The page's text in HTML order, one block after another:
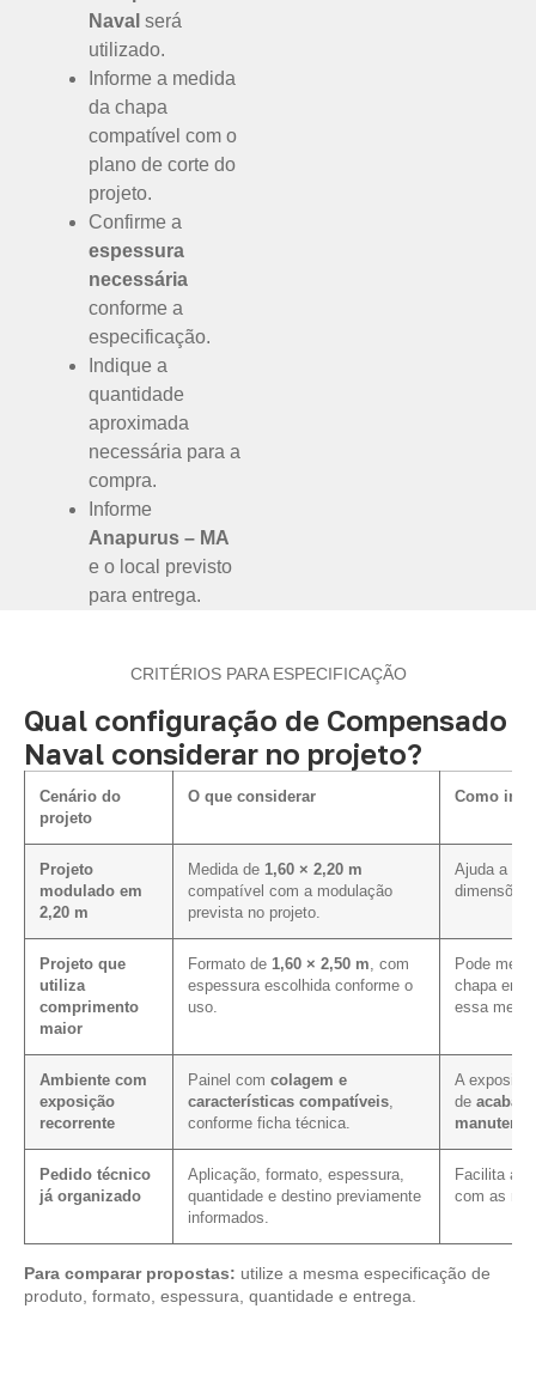
Naval será
utilizado.
Informe a medida
da chapa
compatível com o
plano de corte do
projeto.
Confirme a
espessura
necessária
conforme a
especificação.
Indique a
quantidade
aproximada
necessária para a
compra.
Informe
Anapurus – MA
e o local previsto
para entrega.
CRITÉRIOS PARA ESPECIFICAÇÃO
Qual configuração de Compensado
Naval considerar no projeto?
Cenário do
projeto
O que considerar Como
Projeto
modulado em
2,20 m
Medida de 1,60 × 2,20 m
compatível com a modulação
prevista no projeto.
Ajuda a
dimensões
Projeto que
utiliza
comprimento
maior
Formato de 1,60 × 2,50 m , com
espessura escolhida conforme o
uso.
Pode
chapa em
essa
Ambiente com
exposição
recorrente
Painel com colagem e
características compatíveis
conforme ficha técnica.
A
de
Pedido técnico
já organizado
Aplicação, formato, espessura,
quantidade e destino previamente
informados.
Facilita a
com as
Para comparar propostas: utilize a mesma especificação de
produto, formato, espessura, quantidade e entrega.